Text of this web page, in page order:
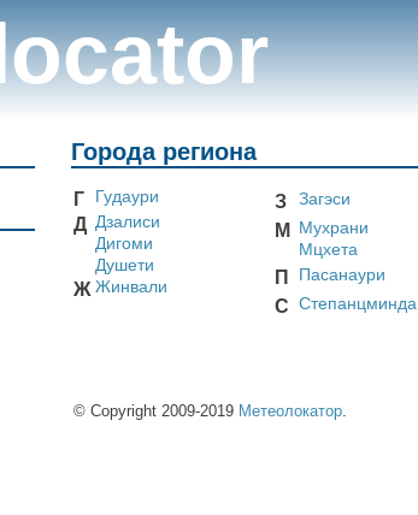
Города региона
Г Гудаури
Д Дзалиси
Дигоми
Душети
Ж Жинвали
З Загэси
М
Мухрани
Мцхета
П Пасанаури
С Степанцминда
© Copyright 2009-2019 Метеолокатор.